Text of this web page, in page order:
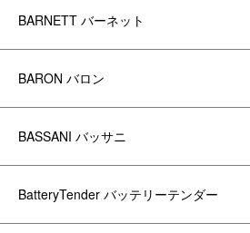
BARNETT バーネット
BARON バロン
BASSANI バッサニ
BatteryTender バッテリーテンダー